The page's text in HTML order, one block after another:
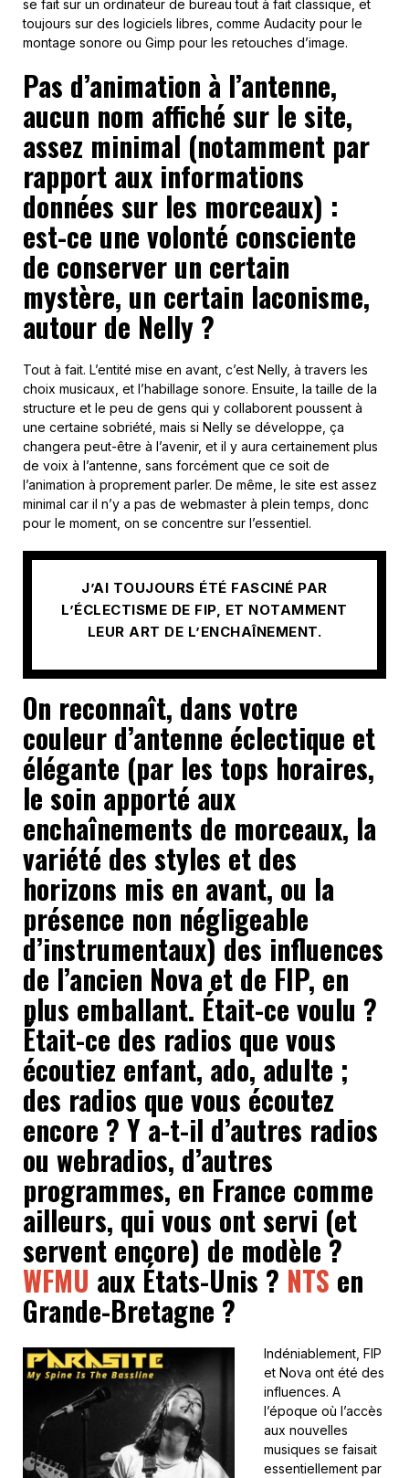
se fait sur un ordinateur de bureau tout à fait classique, et
toujours sur des logiciels libres, comme Audacity pour le
montage sonore ou Gimp pour les retouches d’image.
Pas d’animation à l’antenne,
aucun nom affiché sur le site,
assez minimal (notamment par
rapport aux informations
données sur les morceaux) :
est-ce une volonté consciente
de conserver un certain
mystère, un certain laconisme,
autour de Nelly ?
Tout à fait. L’entité mise en avant, c’est Nelly, à travers les
choix musicaux, et l’habillage sonore. Ensuite, la taille de la
structure et le peu de gens qui y collaborent poussent à
une certaine sobriété, mais si Nelly se développe, ça
changera peut-être à l’avenir, et il y aura certainement plus
de voix à l’antenne, sans forcément que ce soit de
l’animation à proprement parler. De même, le site est assez
minimal car il n’y a pas de webmaster à plein temps, donc
pour le moment, on se concentre sur l’essentiel.
J’AI TOUJOURS ÉTÉ FASCINÉ PAR
L’ÉCLECTISME DE FIP, ET NOTAMMENT
LEUR ART DE L’ENCHAÎNEMENT.
On reconnaît, dans votre
couleur d’antenne éclectique et
élégante (par les tops horaires,
le soin apporté aux
enchaînements de morceaux, la
variété des styles et des
horizons mis en avant, ou la
présence non négligeable
d’instrumentaux) des influences
de l’ancien Nova et de FIP, en
plus emballant. Était-ce voulu ?
Était-ce des radios que vous
écoutiez enfant, ado, adulte ;
des radios que vous écoutez
encore ? Y a-t-il d’autres radios
ou webradios, d’autres
programmes, en France comme
ailleurs, qui vous ont servi (et
servent encore) de modèle ?
WFMU aux États-Unis ? NTS en
Grande-Bretagne ?
Indéniablement, FIP
et Nova ont été des
influences. A
l’époque où l’accès
aux nouvelles
musiques se faisait
essentiellement par